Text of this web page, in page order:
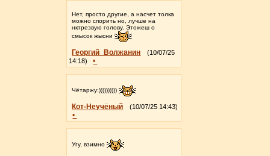
Нет, просто другие, а насчет толка
можно спорить но, лучше на
нктрезвую голову. Этожеш о
смысок жысни
Георгий_Волжанин
(10/07/25
14:18)
•
Чётаржу:))))))))))
Кот-Неучёный (10/07/25 14:43)
•
Угу, взимно